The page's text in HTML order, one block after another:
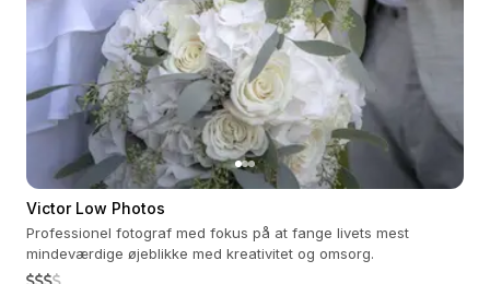
Victor Low Photos
Professionel fotograf med fokus på at fange livets mest
mindeværdige øjeblikke med kreativitet og omsorg.